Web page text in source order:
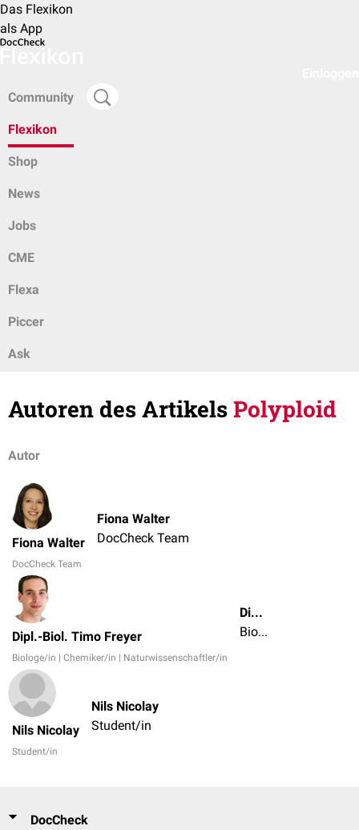
Das Flexikon
als App
Community
Flexikon
Shop
News
Jobs
CME
Flexa
Piccer
Ask
Autoren des ArtikelsPolyploid
Autor
Fiona Walter
DocCheck Team
Fiona Walter
DocCheck Team
Dipl.-Biol. Timo Freyer
Biologe/in | Chemiker/in | Naturwissenschaftler/in
Dipl.-Biol. Timo Freyer
Biologe/in | Chemiker/in | Naturwissenschaftler/in
Nils Nicolay
Student/in
Nils Nicolay
Student/in
DocCheck